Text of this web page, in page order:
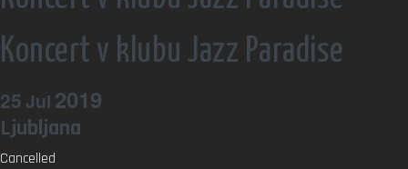
Koncert v klubu Jazz Paradise
25 Jul 2019
Ljubljana
Cancelled